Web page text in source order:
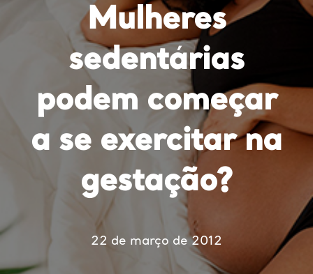
Mulheres
sedentárias
podem começar
a se exercitar na
gestação?
22 de março de 2012